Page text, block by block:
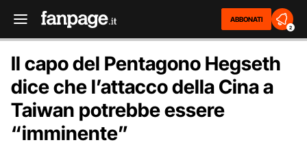
ABBONATI
2
Il capo del Pentagono Hegseth
dice che l’attacco della Cina a
Taiwan potrebbe essere
“imminente”